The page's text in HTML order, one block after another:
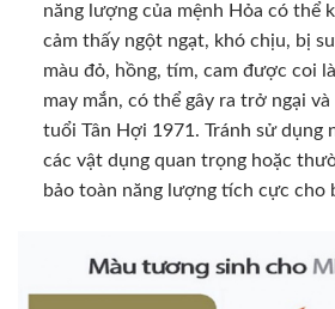
năng lượng của mệnh Hỏa có thể
cảm thấy ngột ngạt, khó chịu, bị
màu đỏ, hồng, tím, cam được coi
may mắn, có thể gây ra trở ngại
tuổi Tân Hợi 1971. Tránh sử dụng
các vật dụng quan trọng hoặc
bảo toàn năng lượng tích cực cho